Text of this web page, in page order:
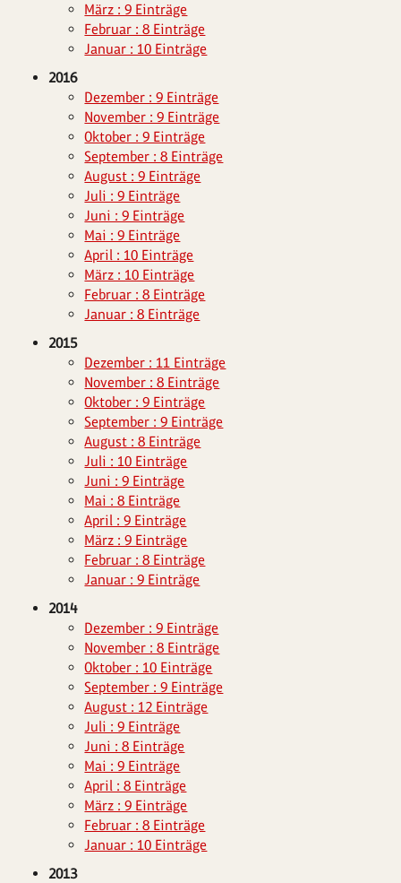
März : 9 Einträge
Februar : 8 Einträge
Januar : 10 Einträge
2016
Dezember : 9 Einträge
November : 9 Einträge
Oktober : 9 Einträge
September : 8 Einträge
August : 9 Einträge
Juli : 9 Einträge
Juni : 9 Einträge
Mai : 9 Einträge
April : 10 Einträge
März : 10 Einträge
Februar : 8 Einträge
Januar : 8 Einträge
2015
Dezember : 11 Einträge
November : 8 Einträge
Oktober : 9 Einträge
September : 9 Einträge
August : 8 Einträge
Juli : 10 Einträge
Juni : 9 Einträge
Mai : 8 Einträge
April : 9 Einträge
März : 9 Einträge
Februar : 8 Einträge
Januar : 9 Einträge
2014
Dezember : 9 Einträge
November : 8 Einträge
Oktober : 10 Einträge
September : 9 Einträge
August : 12 Einträge
Juli : 9 Einträge
Juni : 8 Einträge
Mai : 9 Einträge
April : 8 Einträge
März : 9 Einträge
Februar : 8 Einträge
Januar : 10 Einträge
2013